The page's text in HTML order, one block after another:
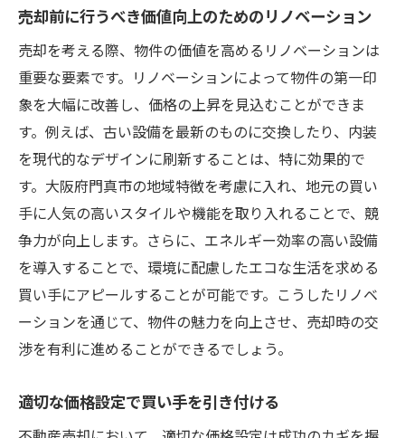
売却前に行うべき価値向上のためのリノベーション
売却を考える際、物件の価値を高めるリノベーションは
重要な要素です。リノベーションによって物件の第一印
象を大幅に改善し、価格の上昇を見込むことができま
す。例えば、古い設備を最新のものに交換したり、内装
を現代的なデザインに刷新することは、特に効果的で
す。大阪府門真市の地域特徴を考慮に入れ、地元の買い
手に人気の高いスタイルや機能を取り入れることで、競
争力が向上します。さらに、エネルギー効率の高い設備
を導入することで、環境に配慮したエコな生活を求める
買い手にアピールすることが可能です。こうしたリノベ
ーションを通じて、物件の魅力を向上させ、売却時の交
渉を有利に進めることができるでしょう。
適切な価格設定で買い手を引き付ける